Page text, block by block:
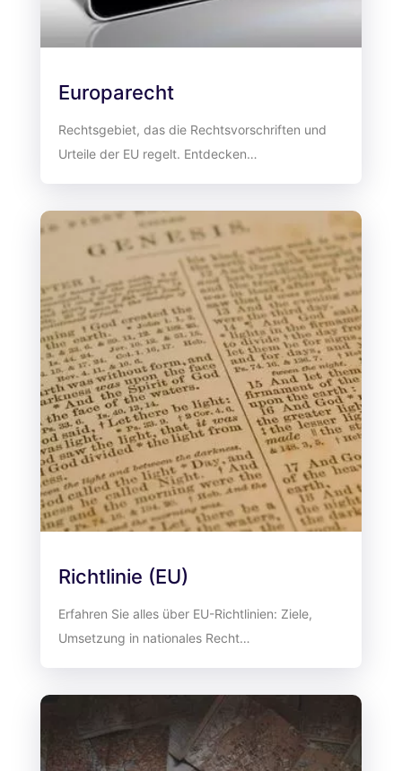
Europarecht
Rechtsgebiet, das die Rechtsvorschriften und
Urteile der EU regelt. Entdecken…
Richtlinie (EU)
Erfahren Sie alles über EU-Richtlinien: Ziele,
Umsetzung in nationales Recht…